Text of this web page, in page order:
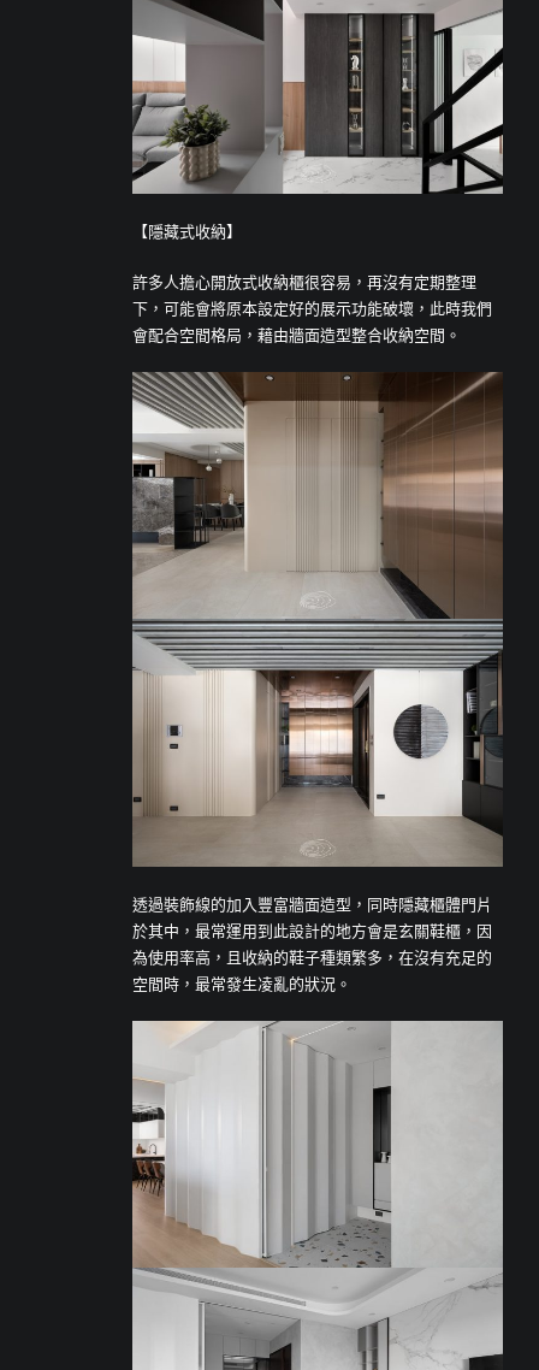
【隱藏式收納】
許多人擔心開放式收納櫃很容易，再沒有定期整理
下，可能會將原本設定好的展示功能破壞，此時我們
會配合空間格局，藉由牆面造型整合收納空間。
透過裝飾線的加入豐富牆面造型，同時隱藏櫃體門片
於其中，最常運用到此設計的地方會是玄關鞋櫃，因
為使用率高，且收納的鞋子種類繁多，在沒有充足的
空間時，最常發生凌亂的狀況。